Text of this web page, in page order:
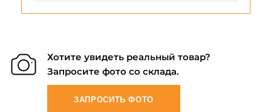
Хотите увидеть реальный товар?
Запросите фото со склада.
ЗАПРОСИТЬ ФОТО